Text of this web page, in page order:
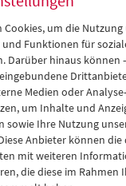
Klaus
Retrospektive
November in einem
neues BuchBuster
2012 - Buster
Cookies, um die
Funktionen für
Darüber hinaus können
Medien oder
um Inhalte und
sowie Ihre Nutzung
Anbieter können die
mit weiteren
die diese im Rahmen